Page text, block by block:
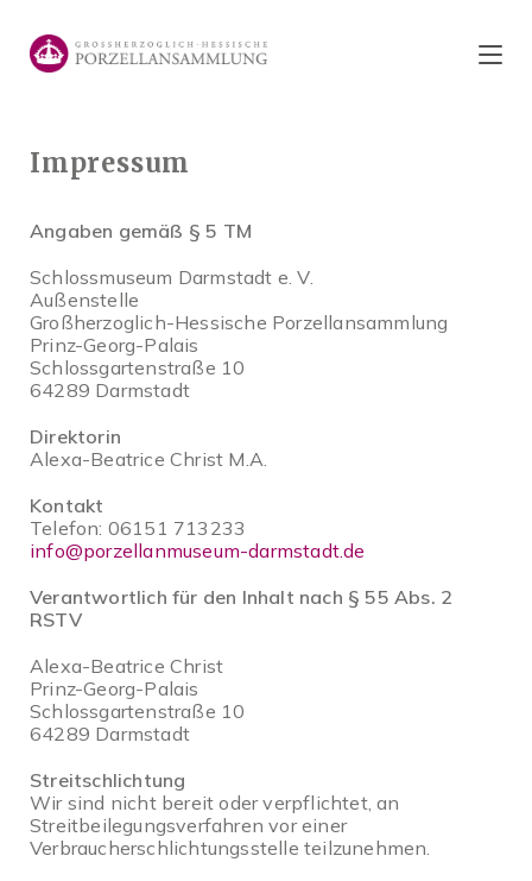
springen
Impressum
Angaben gemäß § 5 TM
Schlossmuseum Darmstadt e. V.
Außenstelle
Großherzoglich-Hessische Porzellansammlung
Prinz-Georg-Palais
Schlossgartenstraße 10
64289 Darmstadt
Direktorin
Alexa-Beatrice Christ M.A.
Kontakt
Telefon: 06151 713233
info@porzellanmuseum-darmstadt.de
Verantwortlich für den Inhalt nach § 55 Abs. 2
RSTV
Alexa-Beatrice Christ
Prinz-Georg-Palais
Schlossgartenstraße 10
64289 Darmstadt
Streitschlichtung
Wir sind nicht bereit oder verpflichtet, an
Streitbeilegungsverfahren vor einer
Verbraucherschlichtungsstelle teilzunehmen.